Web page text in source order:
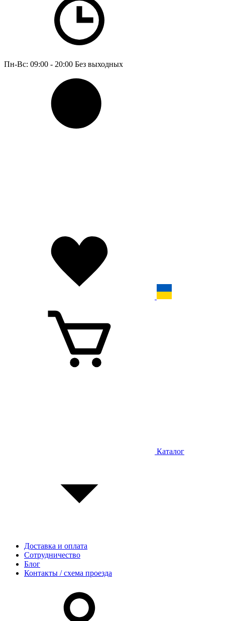
Пн-Вс: 09:00 - 20:00 Без выходных
Каталог
Доставка и оплата
Сотрудничество
Блог
Контакты / схема проезда